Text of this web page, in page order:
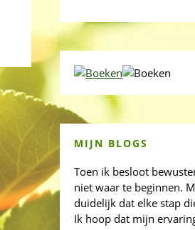
MIJN BLOGS
Toen ik besloot
niet waar te beginnen.
duidelijk dat elke stap
Ik hoop dat mijn